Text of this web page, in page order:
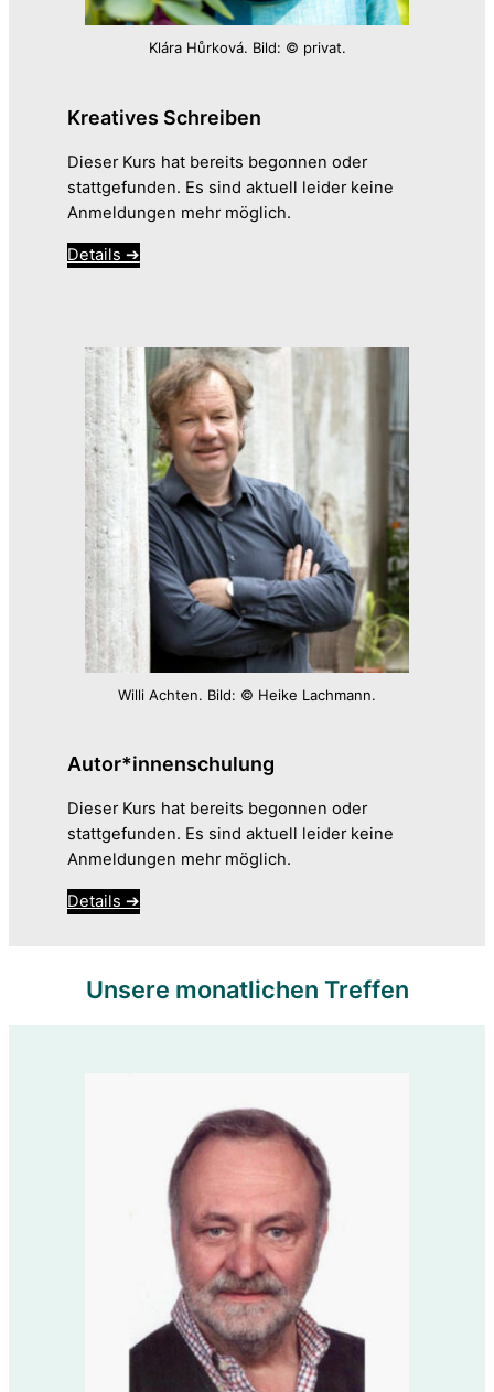
Klára Hůrková. Bild: © privat.
Kreatives Schreiben
Dieser Kurs hat bereits begonnen oder
stattgefunden. Es sind aktuell leider keine
Anmeldungen mehr möglich.
Details ➔
Willi Achten. Bild: © Heike Lachmann.
Autor*innenschulung
Dieser Kurs hat bereits begonnen oder
stattgefunden. Es sind aktuell leider keine
Anmeldungen mehr möglich.
Details ➔
Unsere monatlichen Treffen